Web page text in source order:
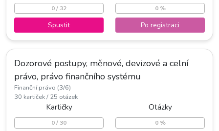
0 / 32
Spustit
0 %
Po registraci
Dozorové postupy, měnové, devizové a celní
právo, právo finančního systému
Finanční právo (3/6)
30 kartiček / 25 otázek
Kartičky
0 / 30
Otázky
0 %